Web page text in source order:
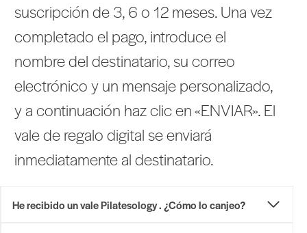
suscripción de 3, 6 o 12 meses. Una vez
completado el pago, introduce el
nombre del destinatario, su correo
electrónico y un mensaje personalizado,
y a continuación haz clic en «ENVIAR». El
vale de regalo digital se enviará
inmediatamente al destinatario.
He recibido un vale Pilatesology . ¿Cómo lo canjeo?